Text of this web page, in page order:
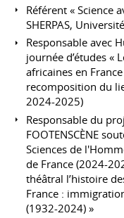
Référent « Science
SHERPAS,
Responsable avec
journée d’études «
africaines en
recomposition du
2024-2025)
Responsable du
FOOTENSCÈNE
Sciences de
de France (2024-
théâtral l’histoire
France :
(1932-2024) »